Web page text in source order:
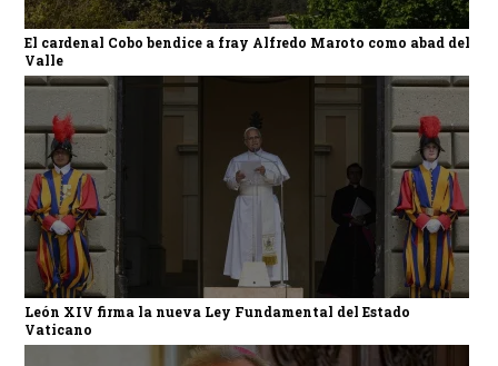
El cardenal Cobo bendice a fray Alfredo Maroto como abad del
Valle
León XIV firma la nueva Ley Fundamental del Estado
Vaticano